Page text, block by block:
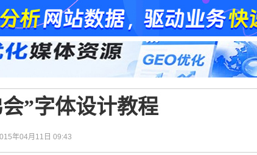
”字体设计教程
年04月11日 09:43